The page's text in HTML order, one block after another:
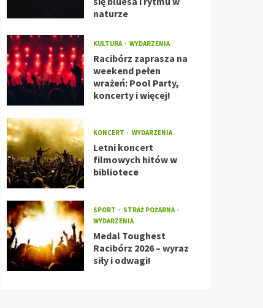
naturze
KULTURA WYDARZENIA
Racibórz zaprasza na
weekend pełen
wrażeń: Pool Party,
koncerty i więcej!
KONCERT WYDARZENIA
Letni koncert
filmowych hitów w
bibliotece
SPORT
STRAŻ POŻARNA
WYDARZENIA
Medal Toughest
Racibórz 2026 – wyraz
siły i odwagi!